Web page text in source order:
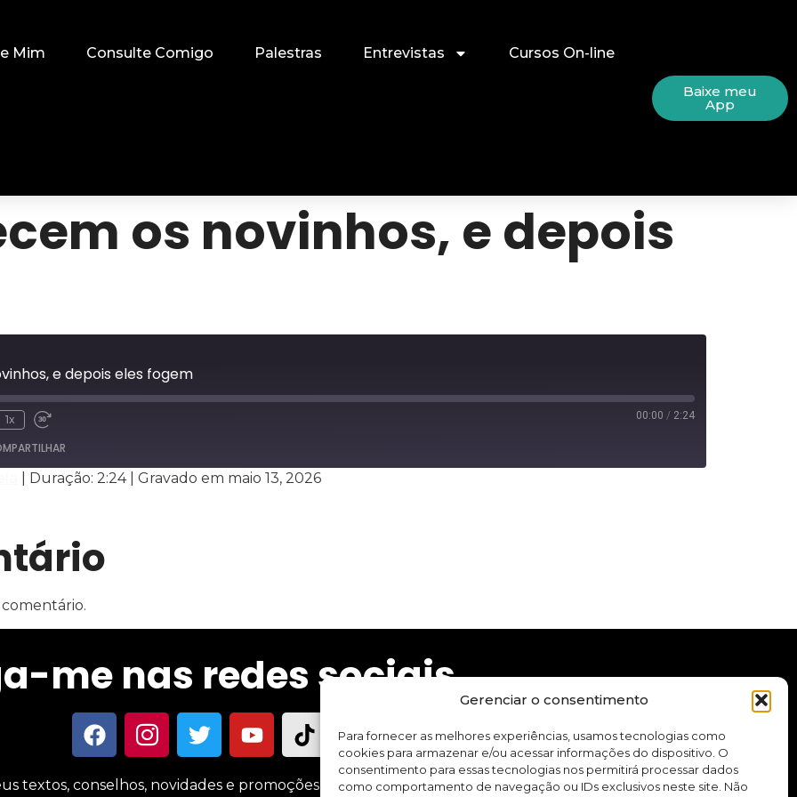
Gerenciar o consentimento
Para fornecer as melhores experiências, usamos tecnologias como
cookies para armazenar e/ou acessar informações do dispositivo. O
consentimento para essas tecnologias nos permitirá processar dados
como comportamento de navegação ou IDs exclusivos neste site. Não
Mim Consulte Comigo Palestras Entrevistas Cursos On-line
Baixe meu
App
os novinhos, e depois
e depois eles fogem
1x 00:00 / 2:24
Duração: 2:24| Gravado em maio 13, 2026
me nas redes sociais
textos, conselhos, novidades e promoções sobre meus cursos e aplicativo.